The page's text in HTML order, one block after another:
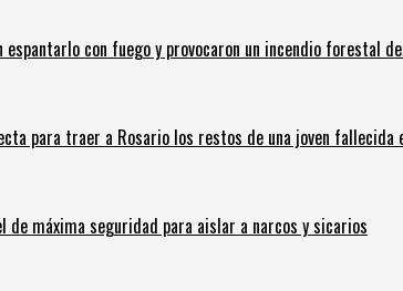
espantarlo con fuego y provocaron un incendio forestal
para traer a Rosario los restos de una joven fallecida
de máxima seguridad para aislar a narcos y sicarios